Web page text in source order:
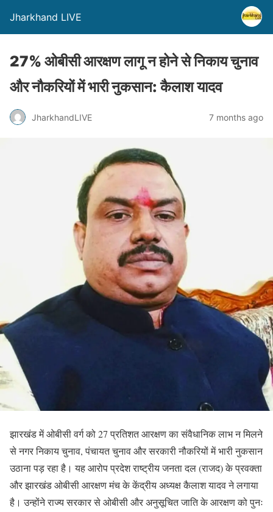
Jharkhand LIVE
27% ओबीसी आरक्षण लागू न होने से निकाय चुनाव
और नौकरियों में भारी नुकसान: कैलाश यादव
JharkhandLIVE 7 months ago
झारखंड में ओबीसी वर्ग को 27 प्रतिशत आरक्षण का संवैधानिक लाभ न मिलने
से नगर निकाय चुनाव, पंचायत चुनाव और सरकारी नौकरियों में भारी नुकसान
उठाना पड़ रहा है। यह आरोप प्रदेश राष्ट्रीय जनता दल (राजद) के प्रवक्ता
और झारखंड ओबीसी आरक्षण मंच के केंद्रीय अध्यक्ष कैलाश यादव ने लगाया
है। उन्होंने राज्य सरकार से ओबीसी और अनुसूचित जाति के आरक्षण को पुनः